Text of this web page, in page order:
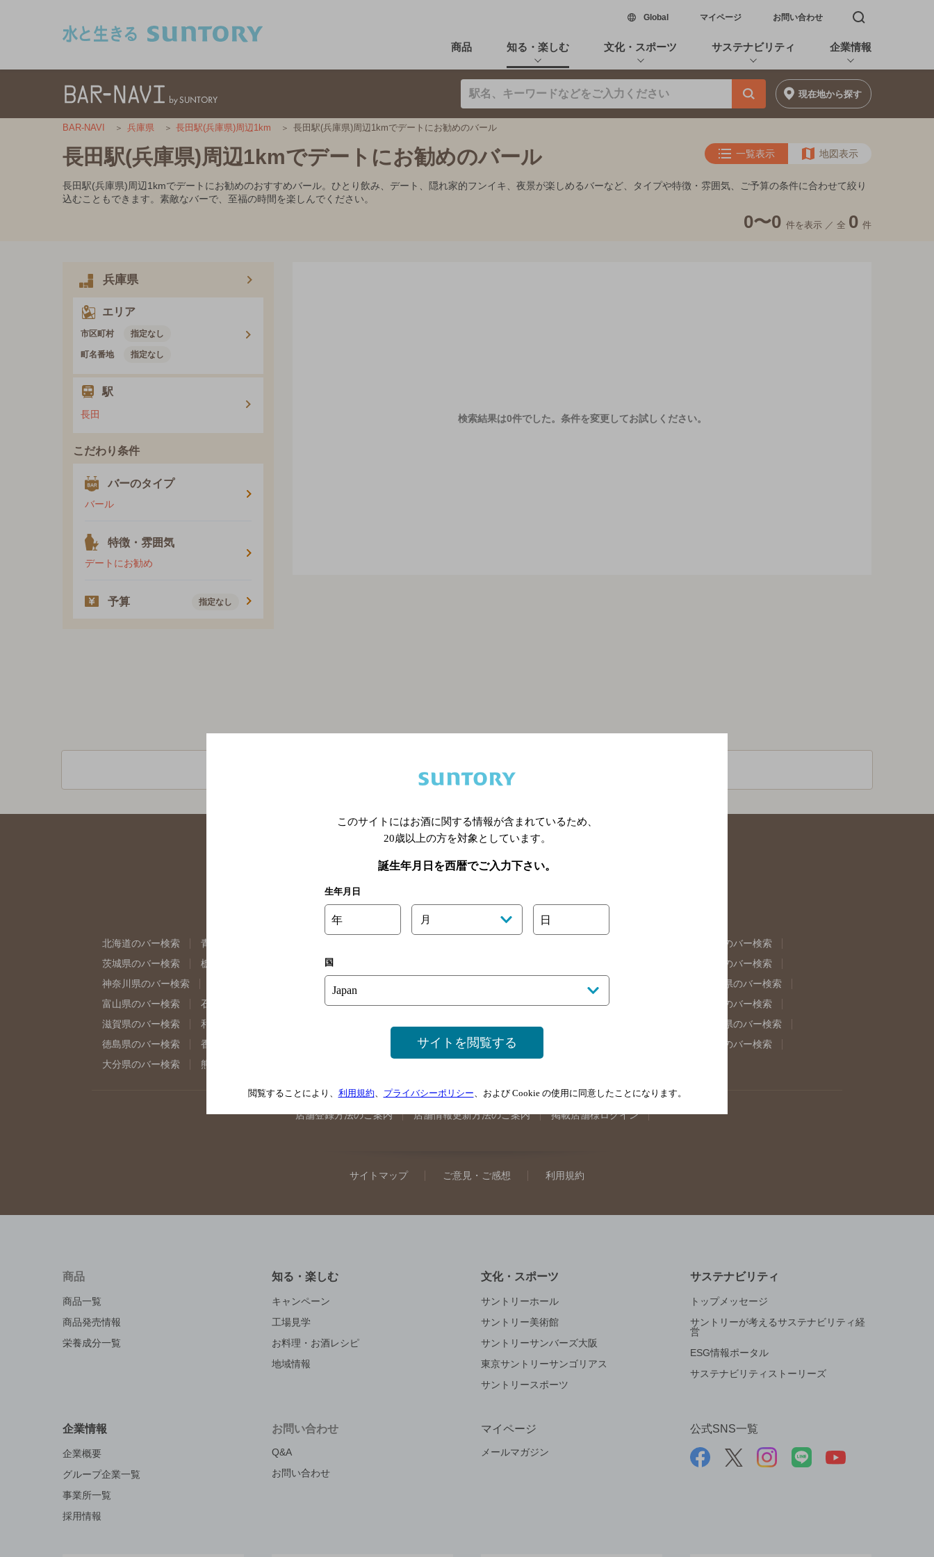
Global新しいウィンドウで開く
マイページ お問い合わせ 検索窓を開く
商品 知る・楽しむ 文化・スポーツ サステナビリティ 企業情報
現在地から探す
BAR-NAVI 兵庫県 長田駅(兵庫県)周辺1km 長田駅(兵庫県)周辺1kmでデートにお勧めのバール
長田駅(兵庫県)周辺1kmでデートにお勧めのバール 一覧表示 地図表示
長田駅(兵庫県)周辺1kmでデートにお勧めのおすすめバール。ひとり飲み、デート、隠れ家的フンイキ、夜景が楽しめるバーなど、タイプや特徴・雰囲気、ご予算の条件に合わせて絞り
込むこともできます。素敵なバーで、至福の時間を楽しんでください。
0〜0 件を表示 ／ 全 0 件
兵庫県
エリア
市区町村 指定なし
町名番地 指定なし
駅
長田
こだわり条件
バーのタイプ
バール
特徴・雰囲気
デートにお勧め
予算 指定なし
検索結果は0件でした。 条件を変更してお試しください。
関連ページ
北海道のバー検索 青森県のバー検索
福島県のバー検索
茨城県のバー検索
栃木県のバー検索 群馬県のバー検索
東京都のバー検索
神奈川県のバー検索
埼玉県のバー検索
岐阜県のバー検索
富山県のバー検索
石川県のバー検索 福井県のバー検索 大阪府のバー検索 京都府のバー検索 兵庫県のバー検索
奈良県のバー検索
滋賀県のバー検索
和歌山県のバー検索 岡山県のバー検索 山口県のバー検索
島根県のバー検索
徳島県のバー検索
香川県のバー検索 高知県のバー検索 福岡県のバー検索
佐賀県のバー検索
大分県のバー検索
熊本県のバー検索
店舗登録方法のご案内 店舗情報更新方法のご案内 掲載店舗様ログイン
サイトマップ ご意見・ご感想 利用規約
商品
商品一覧
商品発売情報
栄養成分一覧
知る・楽しむ
キャンペーン
工場見学
お料理・お酒レシピ
地域情報
文化・スポーツ
サントリーホール
サントリー美術館
サントリーサンバーズ大阪
東京サントリーサンゴリアス
サントリースポーツ
サステナビリティ
トップメッセージ
サントリーが考えるサステナビリティ経
営
ESG情報ポータル
サステナビリティストーリーズ
企業情報
企業概要
グループ企業一覧
事業所一覧
採用情報
お問い合わせ
Q&A
お問い合わせ
マイページ
メールマガジン
公式SNS一覧
このサイトにはお酒に関する情報が含まれているため、
20歳以上の方を対象としています。
誕生年月日を西暦でご入力下さい。
生年月日
年 月 日
国
サイトを閲覧する
閲覧することにより、 利用規約、 プライバシーポリシー、および Cookie の使用に同意したことになります。